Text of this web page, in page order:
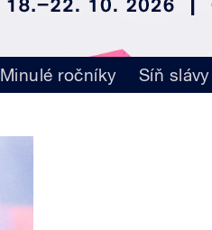
Minulé ročníky Síň slávy